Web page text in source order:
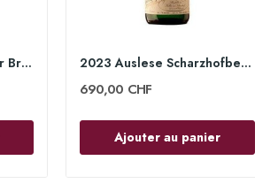
2023 Kabinett Wiltinger Braune Kupp 75cl - Egon... 2023 Auslese Scharzhofberger 75cl - Egon Müller
690,00 CHF
Ajouter au panier